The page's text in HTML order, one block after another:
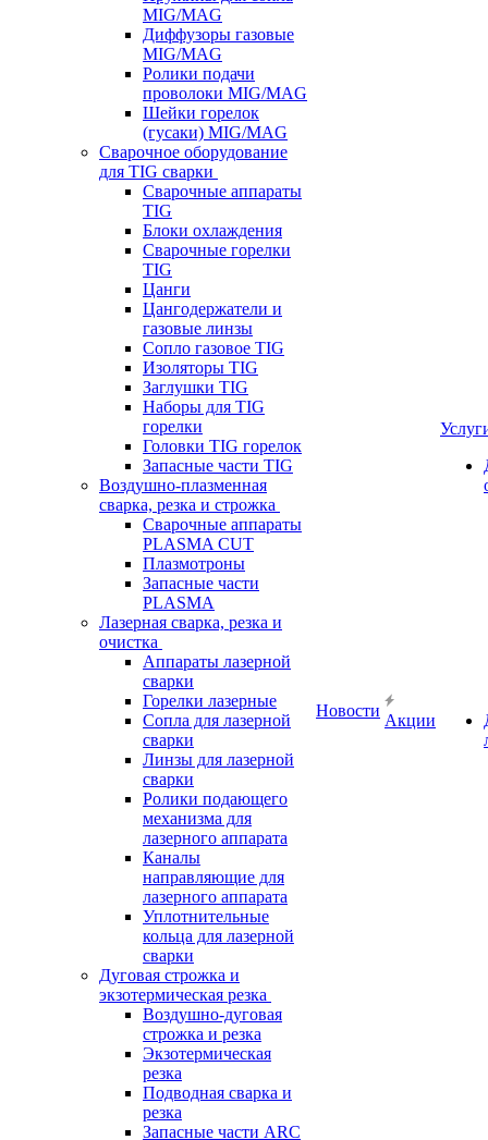
MIG/MAG
Диффузоры газовые
MIG/MAG
Ролики подачи
проволоки MIG/MAG
Шейки горелок
(гусаки) MIG/MAG
Сварочное оборудование
для TIG сварки
Сварочные аппараты
TIG
Блоки охлаждения
Сварочные горелки
TIG
Цанги
Цангодержатели и
газовые линзы
Сопло газовое TIG
Изоляторы TIG
Заглушки TIG
Наборы для TIG
горелки
Головки TIG горелок
Запасные части TIG
Воздушно-плазменная
сварка, резка и строжка
Сварочные аппараты
PLASMA CUT
Плазмотроны
Запасные части
PLASMA
Лазерная сварка, резка и
очистка
Аппараты лазерной
сварки
Горелки лазерные
Сопла для лазерной
сварки
Линзы для лазерной
сварки
Ролики подающего
механизма для
лазерного аппарата
Каналы
направляющие для
лазерного аппарата
Уплотнительные
кольца для лазерной
сварки
Дуговая строжка и
экзотермическая резка
Воздушно-дуговая
строжка и резка
Экзотермическая
резка
Подводная сварка и
резка
Запасные части ARC
Новости
Акции